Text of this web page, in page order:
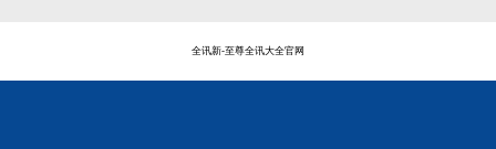
全讯新-至尊全讯大全官网